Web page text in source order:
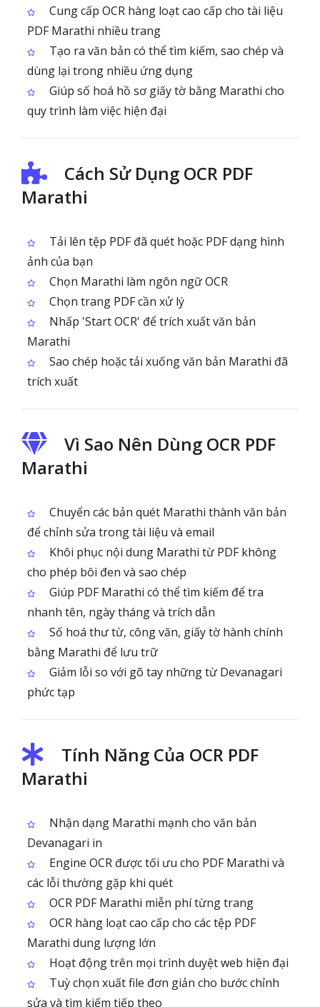
Cung cấp OCR hàng loạt cao cấp cho tài liệu
PDF Marathi nhiều trang
Tạo ra văn bản có thể tìm kiếm, sao chép và
dùng lại trong nhiều ứng dụng
Giúp số hoá hồ sơ giấy tờ bằng Marathi cho
quy trình làm việc hiện đại
Cách Sử Dụng OCR PDF
Marathi
Tải lên tệp PDF đã quét hoặc PDF dạng hình
ảnh của bạn
Chọn Marathi làm ngôn ngữ OCR
Chọn trang PDF cần xử lý
Nhấp 'Start OCR' để trích xuất văn bản
Marathi
Sao chép hoặc tải xuống văn bản Marathi đã
trích xuất
Vì Sao Nên Dùng OCR PDF
Marathi
Chuyển các bản quét Marathi thành văn bản
để chỉnh sửa trong tài liệu và email
Khôi phục nội dung Marathi từ PDF không
cho phép bôi đen và sao chép
Giúp PDF Marathi có thể tìm kiếm để tra
nhanh tên, ngày tháng và trích dẫn
Số hoá thư từ, công văn, giấy tờ hành chính
bằng Marathi để lưu trữ
Giảm lỗi so với gõ tay những từ Devanagari
phức tạp
Tính Năng Của OCR PDF
Marathi
Nhận dạng Marathi mạnh cho văn bản
Devanagari in
Engine OCR được tối ưu cho PDF Marathi và
các lỗi thường gặp khi quét
OCR PDF Marathi miễn phí từng trang
OCR hàng loạt cao cấp cho các tệp PDF
Marathi dung lượng lớn
Hoạt động trên mọi trình duyệt web hiện đại
Tuỳ chọn xuất file đơn giản cho bước chỉnh
sửa và tìm kiếm tiếp theo